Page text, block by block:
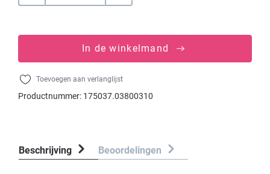
In de winkelmand
Toevoegen aan verlanglijst
Productnummer: 175037.03800310
Beschrijving Beoordelingen